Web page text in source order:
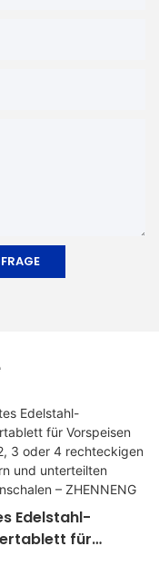
Edelstahl-
für